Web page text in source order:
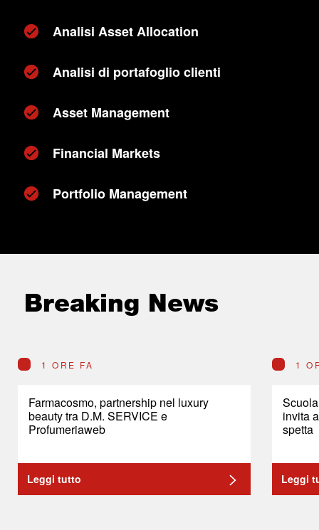
Analisi Asset Allocation
Analisi di portafoglio clienti
Asset Management
Financial Markets
Portfolio Management
Breaking News
1 ORE FA
Farmacosmo, partnership nel luxury
beauty tra D.M. SERVICE e
Profumeriaweb
Leggi tutto
1
invita
spetta
Leggi